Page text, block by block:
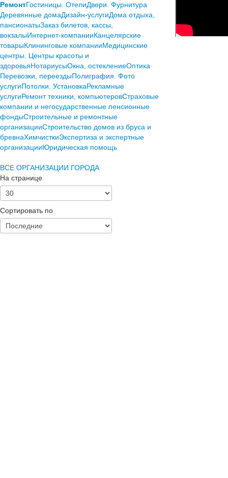
РемонтГостиницы. ОтелиДвери. Фурнитура
Деревянные домаДизайн-услугиДома отдыха,
пансионатыЗаказ билетов, кассы,
вокзалыИнтернет-компанииКанцелярские
товарыКлининговые компанииМедицинские
центры. Центры красоты и
здоровьяНотариусыОкна, остеклениеОптика
Перевозки, переездыПолиграфия. Фото
услугиПотолки. УстановкаРекламные
услугиРемонт техники, компьютеровСтраховые
компании и негосударственные пенсионные
фондыСтроительные и ремонтные
организацииСтроительство домов из бруса и
бревнаХимчисткиЭкспертиза и экспертные
организацииЮридическая помощь
ВСЕ ОРГАНИЗАЦИИ ГОРОДА
На странице
Сортировать по